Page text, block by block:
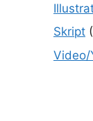
Skript
Video/